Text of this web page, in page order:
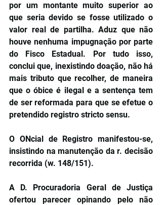
por um montante muito superior ao
que seria devido se fosse utilizado o
valor real de partilha. Aduz que não
houve nenhuma impugnação por parte
do Fisco Estadual. Por tudo isso,
conclui que, inexistindo doação, não há
mais tributo que recolher, de maneira
que o óbice é ilegal e a sentença tem
de ser reformada para que se efetue o
pretendido registro stricto sensu.
O ONcial de Registro manifestou-se,
insistindo na manutenção da r. decisão
recorrida (w. 148/151).
A D. Procuradoria Geral de Justiça
ofertou parecer opinando pelo não